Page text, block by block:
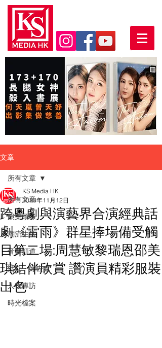
文章
所有文章
娛樂頭條
潮流生活
音樂頻道
活動・好去處
人物專訪
時光檔案
所有文章
跨粵劇與演藝界合演經典話
劇《雷雨》群星捧場備受觸
目第二場:周慧敏黎瑞恩邵美
琪結伴欣賞 讚演員精彩服裝
出色
KS Media HK
2023年11月12日